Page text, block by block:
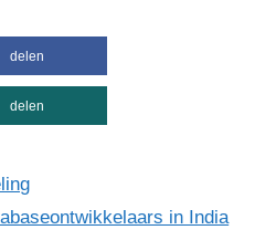
delen
delen
in India